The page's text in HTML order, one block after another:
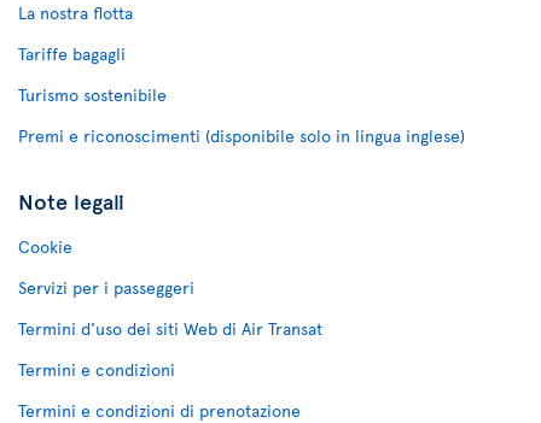
La nostra flotta
Tariffe bagagli
Turismo sostenibile
Premi e riconoscimenti (disponibile solo in lingua inglese)
Note legali
Cookie
Servizi per i passeggeri
Termini d'uso dei siti Web di Air Transat
Termini e condizioni
Termini e condizioni di prenotazione